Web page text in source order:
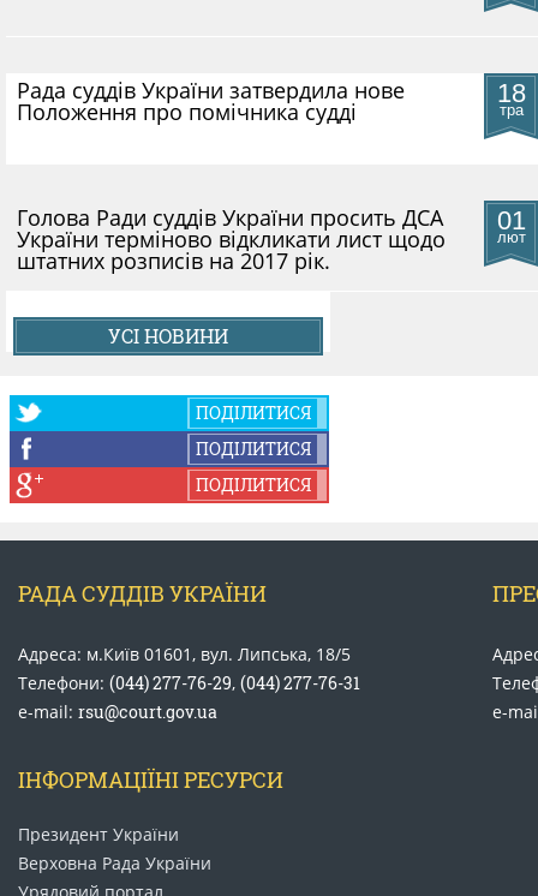
18
тра
Рада суддів України затвердила нове
Положення про помічника судді
01
лют
Голова Ради суддів України просить ДСА
України терміново відкликати лист щодо
штатних розписів на 2017 рік.
УСІ НОВИНИ
ПОДІЛИТИСЯ
ПОДІЛИТИСЯ
ПОДІЛИТИСЯ
РАДА СУДДІВ УКРАЇНИ
Адреса: м.Київ 01601, вул. Липська, 18/5
Телефони: (044) 277-76-29, (044) 277-76-31
e-mail: rsu@court.gov.ua
e-
ІНФОРМАЦІЇНІ РЕСУРСИ
Президент України
Верховна Рада України